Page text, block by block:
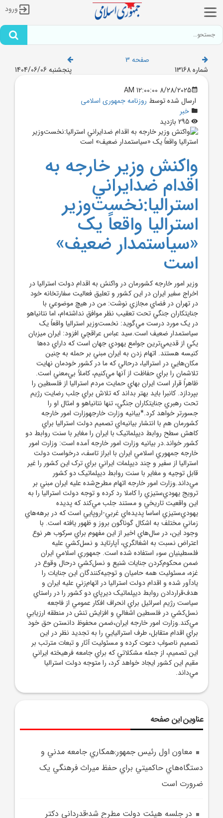
ورود
صفحه 3
شماره 13168
پنجشنبه 1404/06/06
8/28/2025 12:00:00 AM
ارسال شده توسط روزنامه جمهوری اسلامی
خبر
واکنش وزير خارجه به
اقدام ضدايراني
استراليا:نخست‌وزير
استراليا واقعاً يک
«سياستمدار ضعيف»
است
وزير امور خارجه کشورمان در واکنش به اقدام دولت استراليا در
اخراج سفير ايران در اين کشور و تعليق فعاليت سفارتخانه خود
در تهران در فضاي مجازي نوشت: من در هيچ‌ موضوعي با
جنايتکاران جنگي تحت تعقيب نظر موافق نداشته‌ام، اما نتانياهو
در يک مورد درست مي‌گويد: نخست‌وزير استراليا واقعاً يک
سياستمدار ضعيف است.سيد عباس عراقچي افزود: ايران ميزبان
يکي از قديمي‌ترين جوامع يهودي جهان است که داراي ده‌ها
کنيسه هستند. اتهام زدن به ايران مبني بر حمله به چنين
مکان‌هايي در استراليا، درحالي که ما در کشور خودمان نهايت
تلاشمان را براي حفاظت از آنها مي‌کنيم، کاملاً بي‌معني است.
ظاهراً قرار است ايران بهاي حمايت مردم استراليا از فلسطين را
بپردازد. کانبرا بايد بهتر بداند که تلاش براي جلب رضايت رژيم
تحت رهبري جنايتکاران جنگي، تنها نتانياهو و امثال او را
جسورتر خواهد کرد.*بيانيه وزارت خارجهوزارت امور خارجه
کشورمان هم با انتشار بيانيه‌اي تصميم دولت استراليا براي
کاهش سطح روابط ديپلماتيک با ايران را مغاير با سنت روابط دو
کشور خواند.در بيانيه وزارت امور خارجه آمده است: وزارت امور
خارجه جمهوري اسلامي ايران با ابراز تاسف، درخواست دولت
استراليا از سفير و چند ديپلمات ايراني براي ترک اين کشور را غير
قابل توجيه و مغاير با سنت روابط ديپلماتيک دو کشور
مي‌داند.وزارت امور خارجه اتهام مطرح‌شده عليه ايران مبني بر
ترويج يهودي‌ستيزي را کاملا رد کرده و توجه دولت استراليا را به
اين واقعيت تاريخي و مستند جلب مي‌کند که پديده
يهودي‌ستيزي اساسا پديده‌اي غربي-اروپايي است که در برهه‌هاي
زماني مختلف به اشکال گوناگون بروز و ظهور يافته است. با
وجود اين، در سال‌هاي اخير از اين مفهوم براي سرکوب هر نوع
اعتراض نسبت به اشغالگري، آپارتايد و نسل‌کشي عليه
فلسطينيان سوء استفاده شده است. جمهوري اسلامي ايران
ضمن محکوم‌کردن جنايات شنيع و نسل‌کشي درحال وقوع در
غزه، مسئوليت همه حاميان و توجيه‌کنندگان اين جنايات را
يادآور شده و اقدام دولت استراليا در اتهام‌زني عليه ايران و
هدف‌قراردادن روابط ديپلماتيک ديرپاي دو کشور را در راستاي
سياست رژيم اسرائيل براي انحراف افکار عمومي از فاجعه
نسل‌کشي در فلسطين اشغالي و افزايش تنش در منطقه ارزيابي
مي‌کند.وزارت امور خارجه ايران،ضمن محفوظ دانستن حق خود
براي اقدام متقابل، طرف استراليايي را به تجديد نظر در اين
تصميم ناصواب دعوت کرده و مسئوليت آثار و تبعات مترتب بر
اين تصميم، از جمله مشکلاتي که براي جامعه فرهيخته ايراني
مقيم اين کشور ايجاد خواهد کرد، را متوجه دولت استراليا
مي‌داند.
عناوین این صفحه
معاون اول رئيس جمهور:همکاري جامعه مدني و
دستگاه‌هاي حاکميتي براي حفظ ميراث فرهنگي يک
ضرورت است
در جلسه هيئت دولت مطرح شد؛قدرداني دکتر